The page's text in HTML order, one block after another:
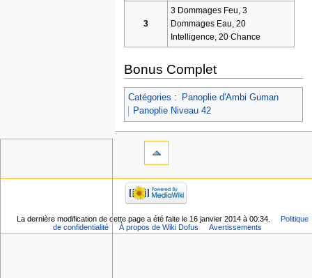
3
3 Dommages Feu, 3
Dommages Eau, 20
Intelligence, 20 Chance
Bonus Complet
Catégories :
Panoplie d'Ambi Guman
Panoplie Niveau 42
La dernière modification de cette page a été faite le 16 janvier 2014 à 00:34.
Politique
de confidentialité
À propos de Wiki Dofus Avertissements